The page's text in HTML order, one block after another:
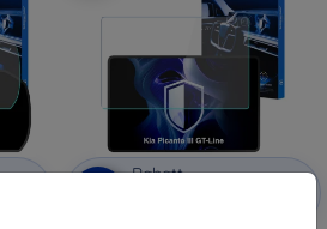
Rabatt